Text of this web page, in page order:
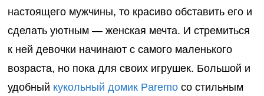
настоящего мужчины, то красиво обставить его и
сделать уютным — женская мечта. И стремиться
к ней девочки начинают с самого маленького
возраста, но пока для своих игрушек. Большой и
удобный кукольный домик Paremo со стильным